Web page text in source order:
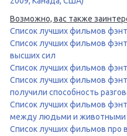
Возможно, вас также
Список лучших фильмов
Список лучших фильмов
высших сил
Список лучших фильмов
Список лучших фильмов
получили способность
Список лучших фильмов
между людьми и животными
Список лучших фильмов про